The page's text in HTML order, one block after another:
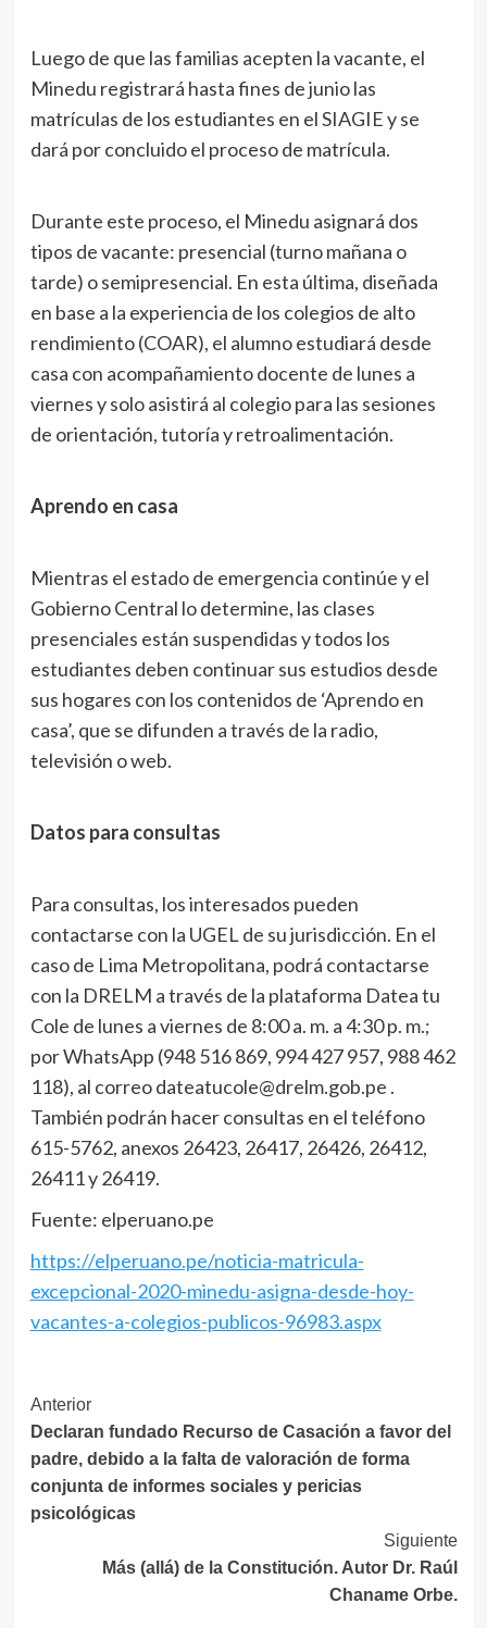
Luego de que las familias acepten la vacante, el
Minedu registrará hasta fines de junio las
matrículas de los estudiantes en el SIAGIE y se
dará por concluido el proceso de matrícula.
Durante este proceso, el Minedu asignará dos
tipos de vacante: presencial (turno mañana o
tarde) o semipresencial. En esta última, diseñada
en base a la experiencia de los colegios de alto
rendimiento (COAR), el alumno estudiará desde
casa con acompañamiento docente de lunes a
viernes y solo asistirá al colegio para las sesiones
de orientación, tutoría y retroalimentación.
Aprendo en casa
Mientras el estado de emergencia continúe y el
Gobierno Central lo determine, las clases
presenciales están suspendidas y todos los
estudiantes deben continuar sus estudios desde
sus hogares con los contenidos de ‘Aprendo en
casa’, que se difunden a través de la radio,
televisión o web.
Datos para consultas
Para consultas, los interesados pueden
contactarse con la UGEL de su jurisdicción. En el
caso de Lima Metropolitana, podrá contactarse
con la DRELM a través de la plataforma Datea tu
Cole de lunes a viernes de 8:00 a. m. a 4:30 p. m.;
por WhatsApp (948 516 869, 994 427 957, 988 462
118), al correo dateatucole@drelm.gob.pe .
También podrán hacer consultas en el teléfono
615-5762, anexos 26423, 26417, 26426, 26412,
26411 y 26419.
Fuente: elperuano.pe
https://elperuano.pe/noticia-matricula-
excepcional-2020-minedu-asigna-desde-hoy-
vacantes-a-colegios-publicos-96983.aspx
Navegación
de
entradas
Anterior
Declaran fundado Recurso de Casación a favor del
padre, debido a la falta de valoración de forma
conjunta de informes sociales y pericias
psicológicas
Siguiente
Más (allá) de la Constitución. Autor Dr. Raúl
Chaname Orbe.